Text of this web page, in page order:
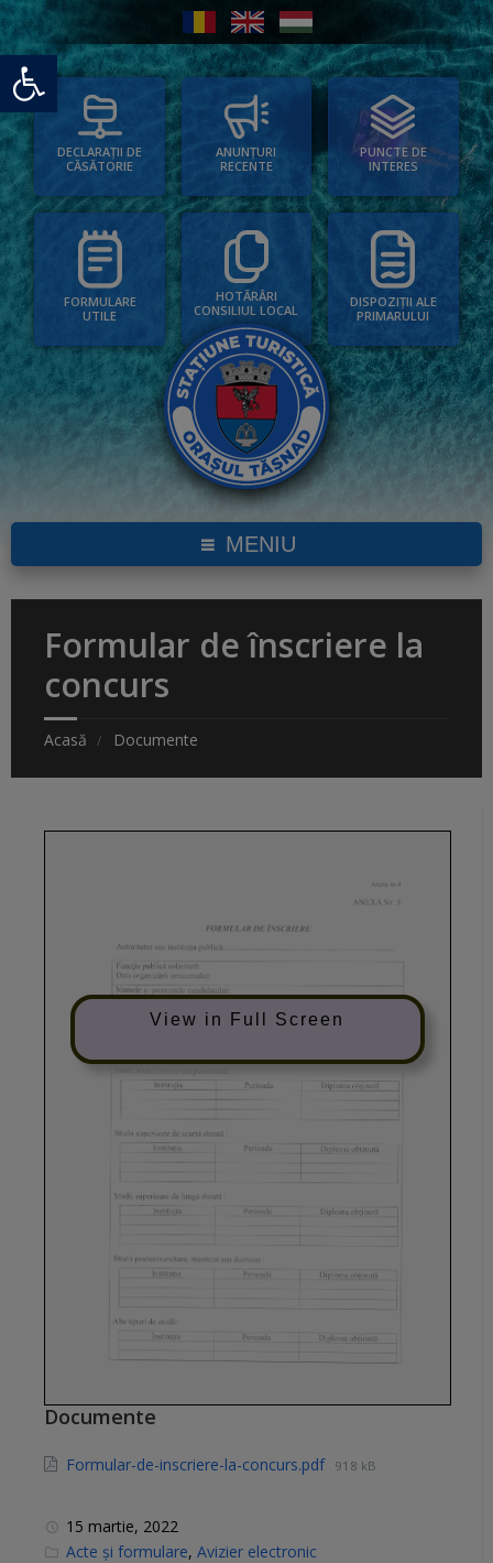
Deschide bara de unelte
DECLARAȚII DE
CĂSĂTORIE
ANUNȚURI
RECENTE
PUNCTE DE
INTERES
FORMULARE
UTILE
HOTĂRÂRI
CONSILIUL LOCAL
DISPOZIȚII ALE
PRIMARULUI
MENIU
Formular de înscriere la
concurs
Acasă Documente
View in Full Screen
Documente
Formular-de-inscriere-la-concurs.pdf 918 kB
15 martie, 2022
C
Acte și formulare, Avizier electronic